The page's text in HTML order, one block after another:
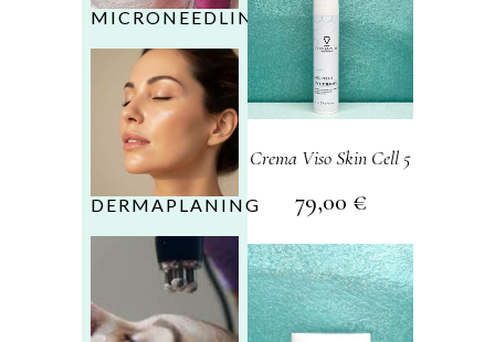
MICRONEEDLING
DERMAPLANING
Crema Viso Skin Cell 5
79,00 €